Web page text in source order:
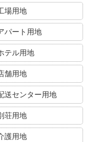
場用地
パート用地
テル用地
舗用地
送センター用地
荘用地
護用地